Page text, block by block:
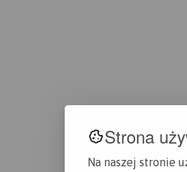
Strona
Na naszej stronie